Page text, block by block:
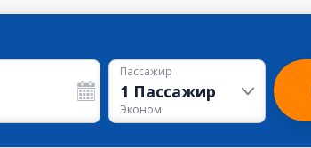
Пассажир
1 Пассажир
Эконом